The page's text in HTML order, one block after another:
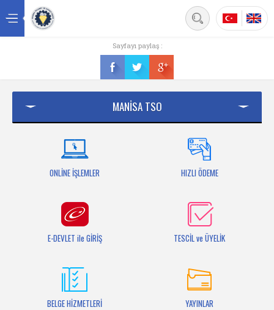
Üyelik
Bilgi Bankası
Sayfayı paylaş :
MANİSA TSO
ONLİNE İŞLEMLER HIZLI ÖDEME
E-DEVLET ile GİRİŞ TESCİL ve ÜYELİK
BELGE HİZMETLERİ YAYINLAR